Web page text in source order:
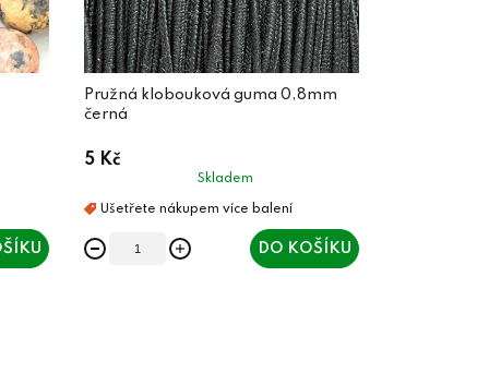
Pružná klobouková guma 0,8mm
černá
5 Kč
Skladem
DO KOŠÍKU